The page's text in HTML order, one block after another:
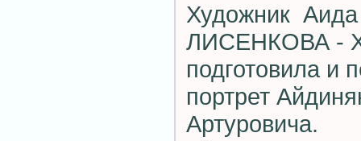
Художник Аида
ЛИСЕНКОВА -
подготовила и
портрет
Артуровича.